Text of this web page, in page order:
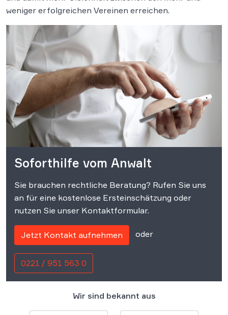
weniger erfolgreichen Vereinen erreichen.
Soforthilfe vom Anwalt
Sie brauchen rechtliche Beratung? Rufen Sie uns
an für eine kostenlose Ersteinschätzung oder
nutzen Sie unser Kontaktformular.
Jetzt Kontakt aufnehmen oder
0221 / 951 563 0
Wir sind bekannt aus